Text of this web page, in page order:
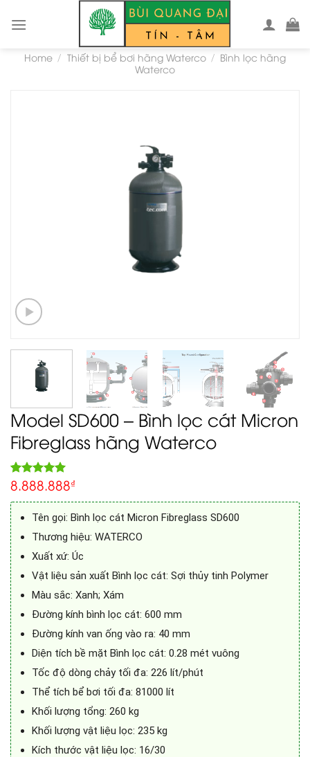
Home / Thiết bị bể bơi hãng Waterco / Bình lọc hãng
Waterco
Model SD600 – Bình lọc cát Micron
Fibreglass hãng Waterco
Rated5.00
out of 5
based on
1
customer
rating
8.888.888₫
Tên gọi: Bình lọc cát Micron Fibreglass SD600
Thương hiệu: WATERCO
Xuất xứ: Úc
Vật liệu sản xuất Bình lọc cát: Sợi thủy tinh Polymer
Màu sắc: Xanh; Xám
Đường kính bình lọc cát: 600 mm
Đường kính van ống vào ra: 40 mm
Diện tích bề mặt Bình lọc cát: 0.28 mét vuông
Tốc độ dòng chảy tối đa: 226 lít/phút
Thể tích bể bơi tối đa: 81000 lít
Khối lượng tổng: 260 kg
Khối lượng vật liệu lọc: 235 kg
Kích thước vật liệu lọc: 16/30